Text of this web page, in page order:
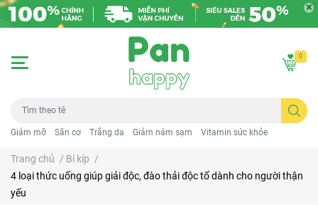
Giảm mỡ Săn cơ Trắng da Giảm nám sạm Vitamin sức khỏe
0
Trang chủ / Bí kíp /
4 loại thức uống giúp giải độc, đào thải độc tố dành cho người thận
yếu